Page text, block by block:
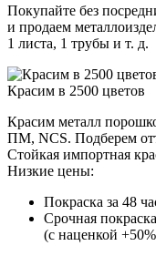
Покупайте без
и продаем
1 листа, 1 трубы и т. д.
Красим в 2500 цветов
Красим металл
ПМ, NCS. Подберем
Стойкая импортная
Низкие цены:
Покраска за 48
Срочная
(с наценкой